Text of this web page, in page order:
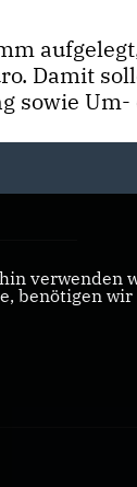
Damit
sowie Um-
benötigen